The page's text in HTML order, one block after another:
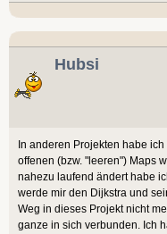
Hubsi
In anderen Projekten habe
offenen (bzw. "leeren") Maps
nahezu laufend ändert habe
werde mir den Dijkstra und
Weg in dieses Projekt nicht
ganze in sich verbunden. Ich